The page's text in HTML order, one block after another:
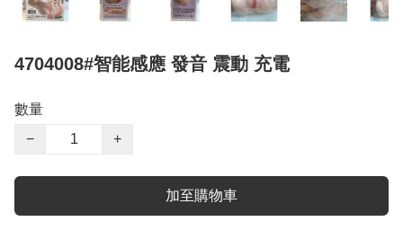
4704008#智能感應 發音 震動 充電
數量
−
+
加至購物車